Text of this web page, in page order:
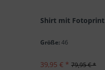
Shirt mit Fotoprint
Größe:46
39,95 € * 79,95 € *